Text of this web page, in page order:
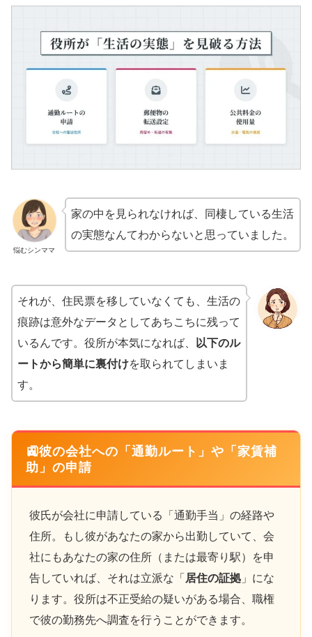
悩むシンママ
家の中を見られなければ、同棲している生活
の実態なんてわからないと思っていました。
それが、住民票を移していなくても、生活の
痕跡は意外なデータとしてあちこちに残って
いるんです。役所が本気になれば、
以下のル
ートから簡単に裏付けを取られてしまいま
す。
🚉彼の会社への「通勤ルート」や「家賃補
助」の申請
彼氏が会社に申請している「通勤手当」の経路や
住所。もし彼があなたの家から出勤していて、会
社にもあなたの家の住所（または最寄り駅）を申
告していれば、それは立派な「 居住の証拠 」にな
ります。役所は不正受給の疑いがある場合、職権
で彼の勤務先へ調査を行うことができます。